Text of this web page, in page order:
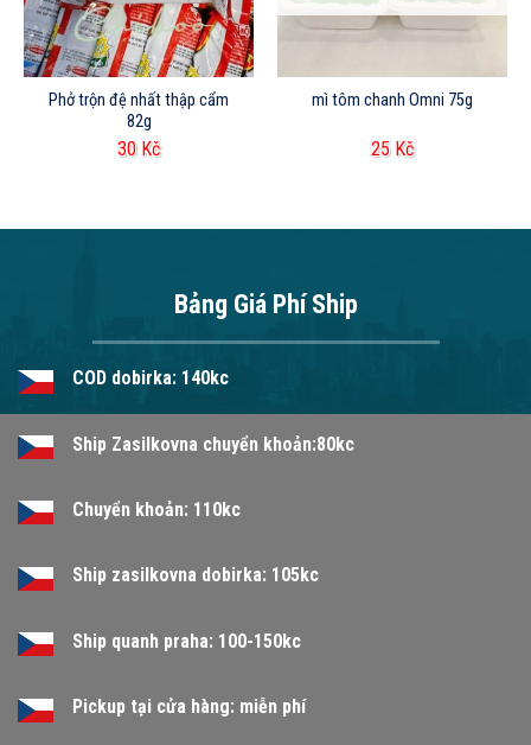
Phở trộn đệ nhất thập cẩm
82g
30 Kč
mì tôm chanh Omni 75g
25 Kč
Bảng Giá Phí Ship
COD dobirka: 140kc
Ship Zasilkovna chuyển khoản:80kc
Chuyển khoản: 110kc
Ship zasilkovna dobirka: 105kc
Ship quanh praha: 100-150kc
Pickup tại cửa hàng: miễn phí